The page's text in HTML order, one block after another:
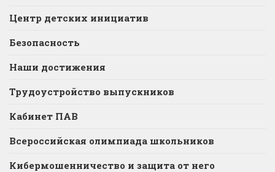
Центр детских инициатив
Безопасность
Наши достижения
Трудоустройство выпускников
Кабинет ПАВ
Всероссийская олимпиада школьников
Кибермошенничество и защита от него